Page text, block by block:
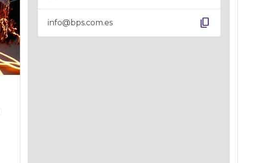
info@bps.com.es content_copy